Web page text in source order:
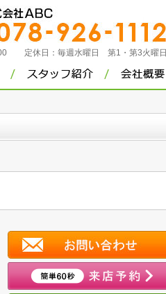
定休日： 毎週水曜日 第1・第3火曜日